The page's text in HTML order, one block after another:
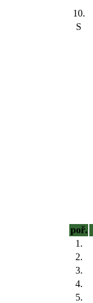
10.
S
poř.
1.
2.
3.
4.
5.